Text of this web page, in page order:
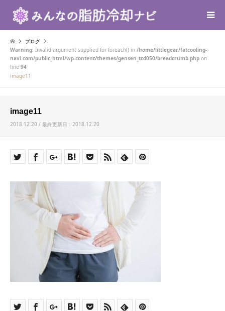
ブログ
Warning: Invalid argument supplied for foreach() in /home/littlegear/fatcooling-
navi.com/public_html/wp-content/themes/gensen_tcd050/breadcrumb.php on
line 94
image11
image11
2018.12.20 / 最終更新日：2018.12.20